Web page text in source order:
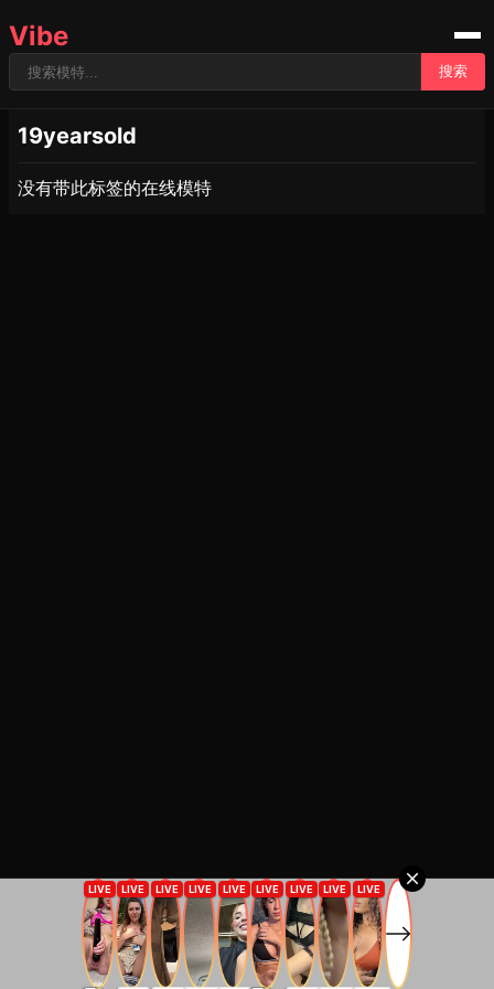
Vibe
搜索
19yearsold
没有带此标签的在线模特
© 2026 Vibe Streaming. 版权所有
联系我们网站规则